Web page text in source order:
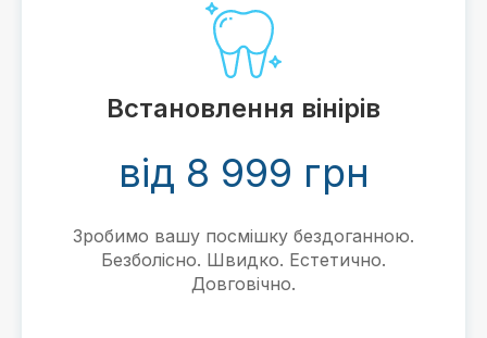
Встановлення вінірів
від 8 999 грн
Зробимо вашу посмішку бездоганною.
Безболісно. Швидко. Естетично.
Довговічно.